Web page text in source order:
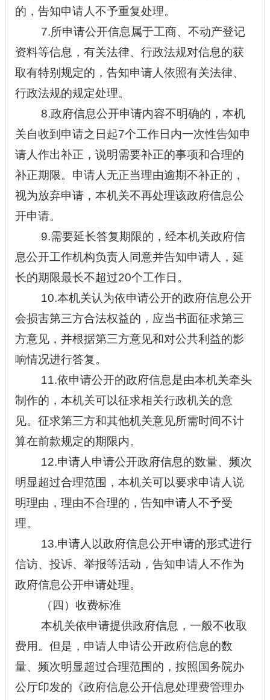
的，告知申请人不予重复处理。
7.所申请公开信息属于工商、不动产登记
资料等信息，有关法律、行政法规对信息的获
取有特别规定的，告知申请人依照有关法律、
行政法规的规定处理。
8.政府信息公开申请内容不明确的，本机
关自收到申请之日起7个工作日内一次性告知申
请人作出补正，说明需要补正的事项和合理的
补正期限。申请人无正当理由逾期不补正的，
视为放弃申请，本机关不再处理该政府信息公
开申请。
9.需要延长答复期限的，经本机关政府信
息公开工作机构负责人同意并告知申请人，延
长的期限最长不超过20个工作日。
10.本机关认为依申请公开的政府信息公开
会损害第三方合法权益的，应当书面征求第三
方意见，并根据第三方意见和对公共利益的影
响情况进行答复。
11.依申请公开的政府信息是由本机关牵头
制作的，本机关可以征求相关行政机关的意
见。征求第三方和其他机关意见所需时间不计
算在前款规定的期限内。
12.申请人申请公开政府信息的数量、频次
明显超过合理范围，本机关可以要求申请人说
明理由，理由不合理的，告知申请人不予受
理。
13.申请人以政府信息公开申请的形式进行
信访、投诉、举报等活动，告知申请人不作为
政府信息公开申请处理。
（四）收费标准
本机关依申请提供政府信息，一般不收取
费用。但是，申请人申请公开政府信息的数
量、频次明显超过合理范围的，按照国务院办
公厅印发的《政府信息公开信息处理费管理办